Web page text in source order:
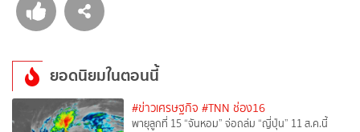
ยอดนิยมในตอนนี้
#ข่าวเศรษฐกิจ #TNN ช่อง16
พายุลูกที่ 15 “จันหอม” จ่อถล่ม “ญี่ปุ่น” 11 ส.ค.นี้